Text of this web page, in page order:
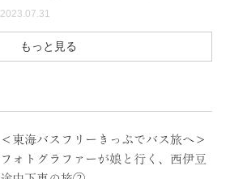
2023.07.31
もっと見る
＜東海バスフリーきっぷでバス旅へ＞
フォトグラファーが娘と行く、西伊豆